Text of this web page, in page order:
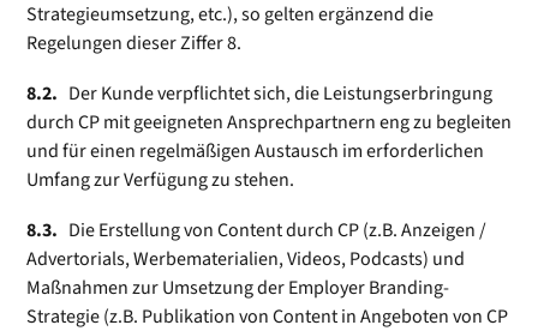
Strategieumsetzung, etc.), so gelten ergän­zend die
Regelungen dieser Ziffer 8.
8.2. Der Kunde verpflichtet sich, die Leistungserbringung
durch CP mit geeigneten Ansprechpartnern eng zu begleiten
und für einen regelmäßigen Austausch im erforderlichen
Umfang zur Verfügung zu stehen.
8.3. Die Erstellung von Content durch CP (z.B. Anzeigen /
Advertorials, Werbematerialien, Videos, Podcasts) und
Maßnahmen zur Umsetzung der Employer Branding-
Strategie (z.B. Publikation von Content in Angeboten von CP